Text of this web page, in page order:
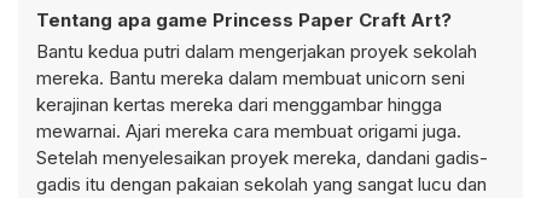
Tentang apa game Princess Paper Craft Art?
Bantu kedua putri dalam mengerjakan proyek sekolah
mereka. Bantu mereka dalam membuat unicorn seni
kerajinan kertas mereka dari menggambar hingga
mewarnai. Ajari mereka cara membuat origami juga.
Setelah menyelesaikan proyek mereka, dandani gadis-
gadis itu dengan pakaian sekolah yang sangat lucu dan